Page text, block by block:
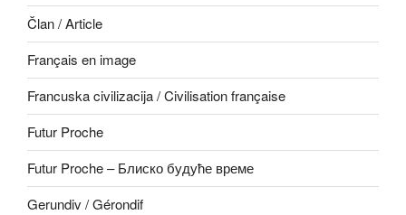
Član / Article
Français en image
Francuska civilizacija / Civilisation française
Futur Proche
Futur Proche – Блиско будуће време
Gerundiv / Gérondif